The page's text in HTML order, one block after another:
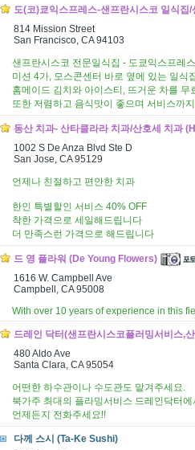
도(코)쿄익스프레스-샌프란시스코 일식
814 Mission Street
San Francisco, CA 94103
샌프란시스코 전문일식집 - 도쿄익스프레스
미션 4가, 모스콘센터 바로 옆에 있는 일식
홈메이드 김치와 아이스티, 뜨거운 차를 무
또한 저렴하고 음식맛이 좋으며 서비스까
동산 치과- 산타클라라 치과/산호세 치과
1002 S De Anza Blvd Ste D
San Jose, CA 95129
언제나 친절하고 편안한 치과
한인 특별할인 서비스 40% OFF
착한 가격으로 세일해드립니다
더 만족스런 가격으로 해드립니다
드 영 플라워 (De Young Flowers)
1616 W. Campbell Ave
Campbell, CA 95008
With over 10 years of experience in this
드레인 닥터(샌프란시스코플러밍서비스,
480 Aldo Ave
Santa Clara, CA 95054
어떤한 하수관이나 수도관도 맡겨주세요.
북가주 최대의 플라밍서비스 드레인닥터
언제든지 전화주세요!!
다께 스시 (Ta-Ke Sushi)